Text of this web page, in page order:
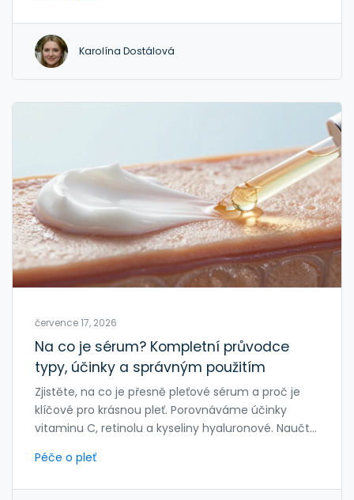
Karolína Dostálová
července 17, 2026
Na co je sérum? Kompletní průvodce
typy, účinky a správným použitím
Zjistěte, na co je přesně pleťové sérum a proč je
klíčové pro krásnou pleť. Porovnáváme účinky
vitaminu C, retinolu a kyseliny hyaluronové. Naučte
Péče o pleť